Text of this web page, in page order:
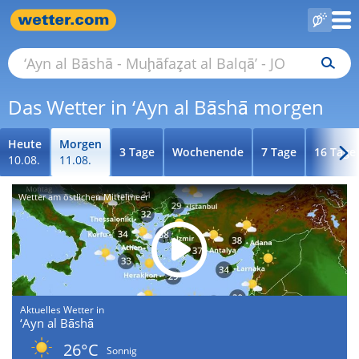
Das Wetter in ‘Ayn al Bāshā morgen
Heute
10.08.
Morgen
11.08.
3 Tage Wochenende 7 Tage 16 Tage
Wetter am östlichen Mittelmeer
Aktuelles Wetter in
‘Ayn al Bāshā
26°C
Sonnig